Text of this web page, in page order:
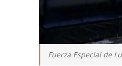
Fuerza Especial de